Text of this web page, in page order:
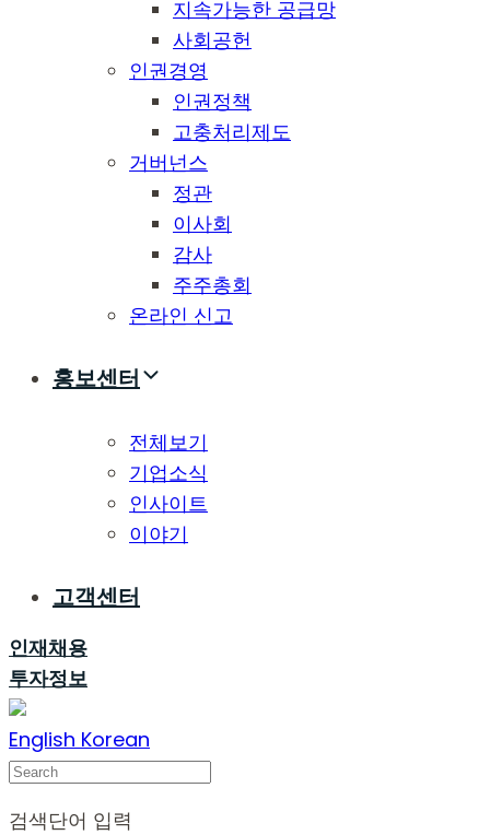
지속가능한 공급망
사회공헌
인권경영
인권정책
고충처리제도
거버넌스
정관
이사회
감사
주주총회
온라인 신고
홍보센터
전체보기
기업소식
인사이트
이야기
고객센터
인재채용
투자정보
English Korean
Search
검색단어 입력